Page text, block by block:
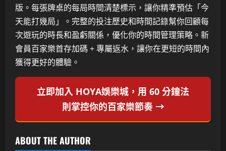
版。每張牌桌的每局時間清楚標示，讓你精準預估「今
天能打幾局」。完整的投注歷史和時間記錄幫你回顧每
次遊玩的時長和盈虧關係，優化你的時間管理策略。新
會員百家樂首存加碼 + 專屬返水，讓你在更短的時間內
獲得更好的體驗。
立即加入 HOYA娛樂城，用 60 分鐘法
則掌控你的百家樂節奏 →
ABOUT THE AUTHOR